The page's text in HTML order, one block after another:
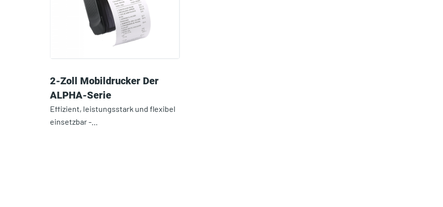
2-Zoll Mobildrucker Der
ALPHA-Serie
Effizient, leistungsstark und flexibel
einsetzbar -…